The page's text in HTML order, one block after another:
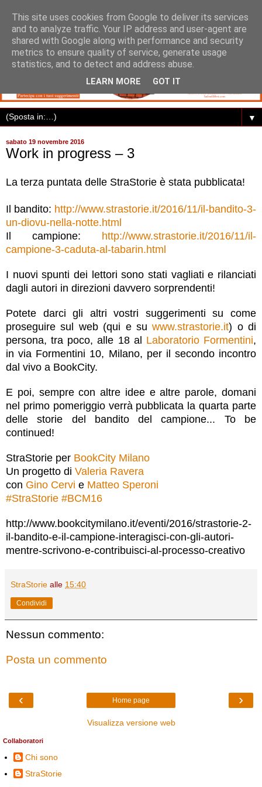
▼
sabato 19 novembre 2016
Work in progress – 3
La terza puntata delle StraStorie è stata pubblicata!
Il bandito: http://www.strastorie.it/2016/11/il-bandito-3-
un-diovu-nella-notte.html
Il campione: http://www.strastorie.it/2016/11/il-
campione-3-caduta-al-tabarin.html
I nuovi spunti dei lettori sono stati vagliati e rilanciati
dagli autori in direzioni davvero sorprendenti!
Potete darci gli altri vostri suggerimenti su come
proseguire sul web (qui e suwww.strastorie.it) o di
persona, tra poco, alle 18 al Laboratorio Formentini,
in via Formentini 10, Milano, per il secondo incontro
dal vivo a BookCity.
E poi, sempre con altre idee e altre parole, domani
nel primo pomeriggio verrà pubblicata la quarta parte
delle storie del bandito del campione... To be
continued!
StraStorie per BookCity Milano
Un progetto di Valeria Ravera
con Gino Cervi e Matteo Speroni
#StraStorie #BCM16
http://www.bookcitymilano.it/eventi/2016/strastorie-2-
il-bandito-e-il-campione-interagisci-con-gli-autori-
mentre-scrivono-e-contribuisci-al-processo-creativo
StraStorie alle 15:40
Condividi
Nessun commento:
Posta un commento
‹ ›
Home page
Visualizza versione web
Collaboratori
Chi sono
StraStorie
This site uses cookies from Google to deliver its services
and to analyze traffic. Your IP address and user-agent are
shared with Google along with performance and security
metrics to ensure quality of service, generate usage
statistics, and to detect and address abuse.
LEARN MORE GOT IT